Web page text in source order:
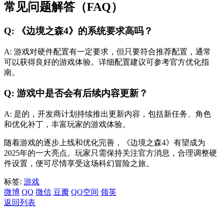
常见问题解答（FAQ）
Q: 《边境之森4》的系统要求高吗？
A: 游戏对硬件配置有一定要求，但只要符合推荐配置，通常
可以获得良好的游戏体验。详细配置建议可参考官方优化指
南。
Q: 游戏中是否会有后续内容更新？
A: 是的，开发商计划持续推出更新内容，包括新任务、角色
和优化补丁，丰富玩家的游戏体验。
随着游戏的逐步上线和优化完善，《边境之森4》有望成为
2025年的一大亮点。玩家只需保持关注官方消息，合理调整硬
件设置，便可尽情享受这场科幻冒险之旅。
标签: 游戏
微博 QQ 微信 豆瓣 QQ空间 领英
返回列表